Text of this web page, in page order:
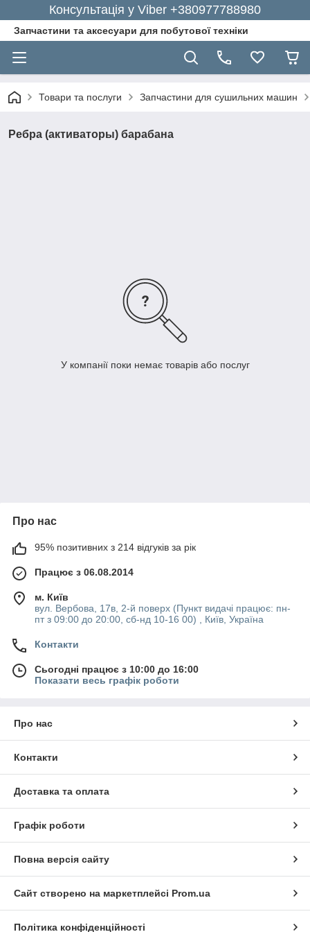
Консультація у Viber +380977788980
Запчастини та аксесуари для побутової техніки
Товари та послуги Запчастини для сушильних машин
Ребра (активаторы) барабана
У компанії поки немає товарів або послуг
Про нас
95% позитивних з 214 відгуків за рік
Працює з 06.08.2014
м. Київ
вул. Вербова, 17в, 2-й поверх (Пункт видачі працює: пн-
пт з 09:00 до 20:00, сб-нд 10-16 00) , Київ, Україна
Контакти
Сьогодні працює з 10:00 до 16:00
Показати весь графік роботи
Про нас
Контакти
Доставка та оплата
Графік роботи
Повна версія сайту
Сайт створено на маркетплейсі Prom.ua
Політика конфіденційності